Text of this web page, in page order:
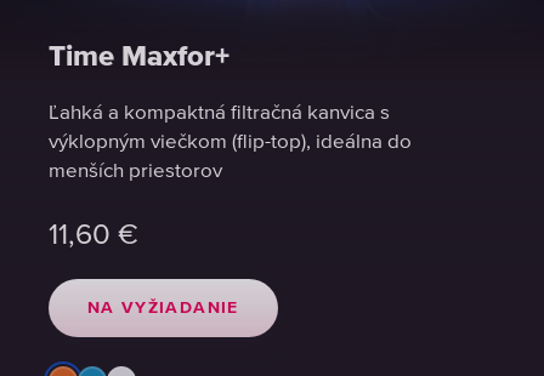
Time Maxfor+
Ľahká a kompaktná filtračná kanvica s
výklopným viečkom (flip-top), ideálna do
menších priestorov
11,60 €
NA VYŽIADANIE
Time Maxfor+
Ľahká a kompaktná filtračná kanvica s
výklopným viečkom (flip-top), ideálna do
menších priestorov
11,60 €
NA VYŽIADANIE